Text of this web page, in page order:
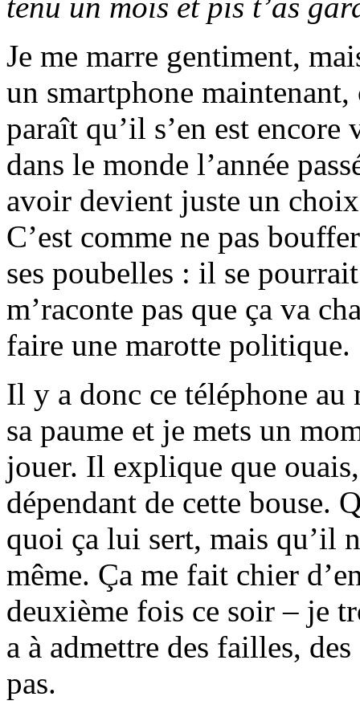
Je me marre gentiment,
un smartphone
paraît qu’il s’en est
dans le monde l’année
avoir devient juste un
C’est comme ne pas
ses poubelles : il se
m’raconte pas que ça va
faire une marotte politique.
Il y a donc ce téléphone au
sa paume et je mets un
jouer. Il explique que
dépendant de cette bouse.
quoi ça lui sert, mais qu’il
même. Ça me fait chier
deuxième fois ce soir – je
a à admettre des failles,
pas.